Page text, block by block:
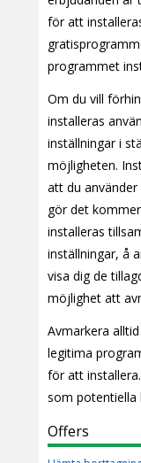
för att
programmet
Om du vill
installeras
inställningar i
möjligheten.
att du
gör det
installeras
inställningar, å
visa dig de
möjlighet att
Avmarkera
legitima
för att
som potentiella
Offers